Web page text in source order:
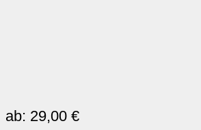
ab: 29,00 €